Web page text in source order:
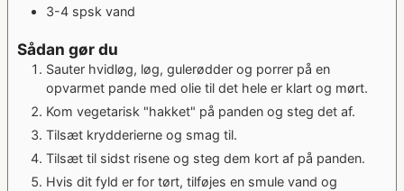
3-4 spsk vand
Sådan gør du
Sauter hvidløg, løg, gulerødder og porrer på en
opvarmet pande med olie til det hele er klart og mørt.
Kom vegetarisk "hakket" på panden og steg det af.
Tilsæt krydderierne og smag til.
Tilsæt til sidst risene og steg dem kort af på panden.
Hvis dit fyld er for tørt, tilføjes en smule vand og